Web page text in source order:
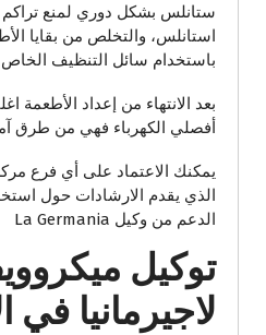
ستانلس بشكل دوري لمنع
استانلس، والتخلص من بقايا
باستخدام سائل التنظيف الخاص
بعد الانتهاء من إعداد الأطعمة
أفصلي الكهرباء فهي من طرق
يمكنك الاعتماد على أي فرع
الذي يقدم الارشادات حول
الدعم من وكيل La Germania
توكيل
لاجيرمانيا في